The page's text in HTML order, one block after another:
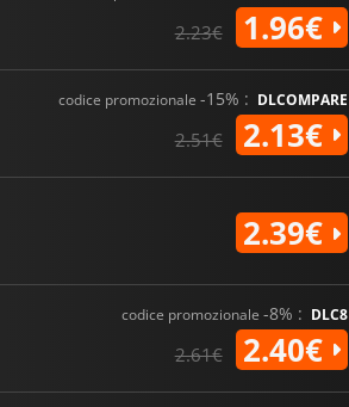
2.23€ 1.96€
codice promozionale -15% : DLCOMPARE
2.51€ 2.13€
2.39€
codice promozionale -8% : DLC8
2.61€ 2.40€